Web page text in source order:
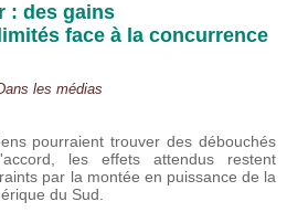
: des gains
face à la concurrence
les médias
pourraient trouver des débouchés
les effets attendus restent
par la montée en puissance de la
du Sud.